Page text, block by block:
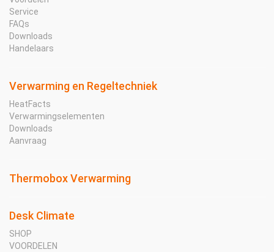
Service
FAQs
Downloads
Handelaars
Verwarming en Regeltechniek
HeatFacts
Verwarmingselementen
Downloads
Aanvraag
Thermobox Verwarming
Desk Climate
SHOP
VOORDELEN